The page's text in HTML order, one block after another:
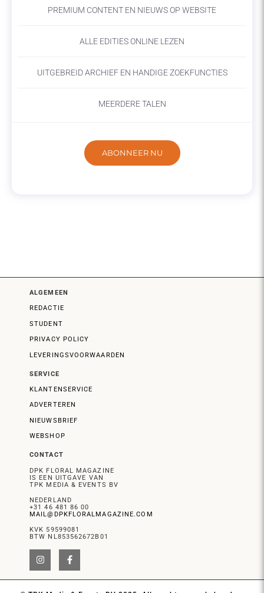
PREMIUM CONTENT EN NIEUWS OP WEBSITE
ALLE EDITIES ONLINE LEZEN
UITGEBREID ARCHIEF EN HANDIGE ZOEKFUNCTIES
MEERDERE TALEN
ABONNEER NU
ALGEMEEN
REDACTIE
STUDENT
PRIVACY POLICY
LEVERINGSVOORWAARDEN
SERVICE
KLANTENSERVICE
ADVERTEREN
NIEUWSBRIEF
WEBSHOP
CONTACT
DPK FLORAL MAGAZINE
IS EEN UITGAVE VAN
TPK MEDIA & EVENTS BV
NEDERLAND
+31 46 481 86 00
MAIL@DPKFLORALMAGAZINE.COM
KVK 59599081
BTW NL853562672B01